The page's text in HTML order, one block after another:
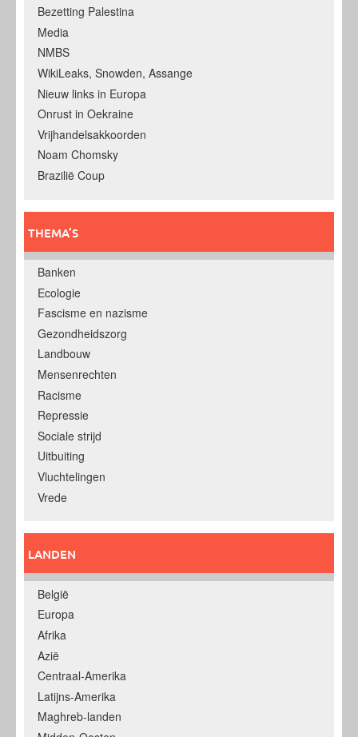
Bezetting Palestina
Media
NMBS
WikiLeaks, Snowden, Assange
Nieuw links in Europa
Onrust in Oekraine
Vrijhandelsakkoorden
Noam Chomsky
Brazilië Coup
THEMA’S
Banken
Ecologie
Fascisme en nazisme
Gezondheidszorg
Landbouw
Mensenrechten
Racisme
Repressie
Sociale strijd
Uitbuiting
Vluchtelingen
Vrede
LANDEN
België
Europa
Afrika
Azië
Centraal-Amerika
Latijns-Amerika
Maghreb-landen